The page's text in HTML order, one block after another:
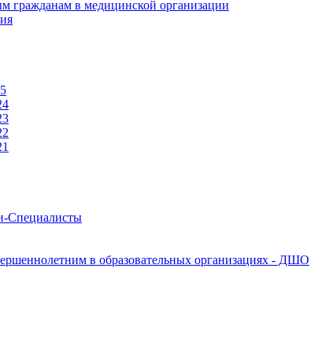
гражданам в медицинской организации
Специалисты
в образовательных организациях - ДШО